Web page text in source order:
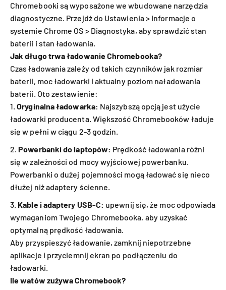
Chromebooki są wyposażone we wbudowane narzędzia
diagnostyczne. Przejdź do Ustawienia > Informacje o
systemie Chrome OS > Diagnostyka, aby sprawdzić stan
baterii i stan ładowania.
Jak długo trwa ładowanie Chromebooka?
Czas ładowania zależy od takich czynników jak rozmiar
baterii, moc ładowarki i aktualny poziom naładowania
baterii. Oto zestawienie:
Oryginalna ładowarka: Najszybszą opcją jest użycie
ładowarki producenta. Większość Chromebooków ładuje
się w pełni w ciągu 2-3 godzin.
Powerbanki do laptopów: Prędkość ładowania różni
się w zależności od mocy wyjściowej powerbanku.
Powerbanki o dużej pojemności mogą ładować się nieco
dłużej niż adaptery ścienne.
Kable i adaptery USB-C: upewnij się, że moc odpowiada
wymaganiom Twojego Chromebooka, aby uzyskać
optymalną prędkość ładowania.
Aby przyspieszyć ładowanie, zamknij niepotrzebne
aplikacje i przyciemnij ekran po podłączeniu do
ładowarki.
Ile watów zużywa Chromebook?